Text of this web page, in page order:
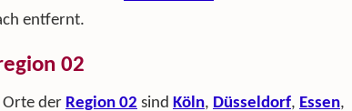
entfernt.
02
Orte der Region 02 sind Köln, Düsseldorf, Essen,